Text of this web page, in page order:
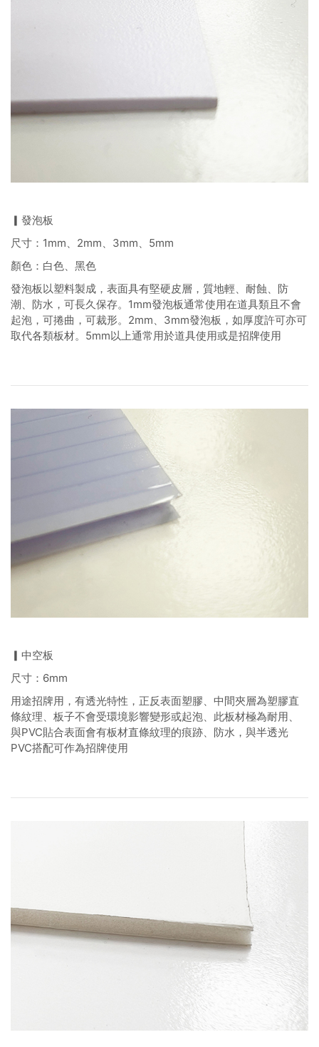
▎發泡板
尺寸：1mm、2mm、3mm、5mm
顏色：白色、黑色
發泡板以塑料製成，表面具有堅硬皮層，質地輕、耐蝕、防
潮、防水，可長久保存。1mm發泡板通常使用在道具類且不會
起泡，可捲曲，可裁形。2mm、3mm發泡板，如厚度許可亦可
取代各類板材。5mm以上通常用於道具使用或是招牌使用
▎中空板
尺寸：6mm
用途招牌用，有透光特性，正反表面塑膠、中間夾層為塑膠直
條紋理、板子不會受環境影響變形或起泡、此板材極為耐用、
與PVC貼合表面會有板材直條紋理的痕跡、防水，與半透光
PVC搭配可作為招牌使用